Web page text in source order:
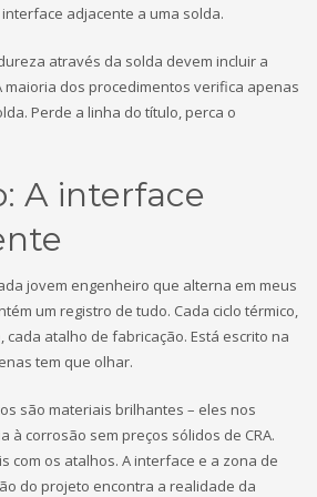
adjacente a uma solda.
através da solda devem incluir a
maioria dos procedimentos verifica apenas
Perde a linha do título, perca o
A interface
jovem engenheiro que alterna em meus
um registro de tudo. Cada ciclo térmico,
cada atalho de fabricação. Está escrito na
tem que olhar.
são materiais brilhantes – eles nos
à corrosão sem preços sólidos de CRA.
​​com os atalhos. A interface e a zona de
do projeto encontra a realidade da